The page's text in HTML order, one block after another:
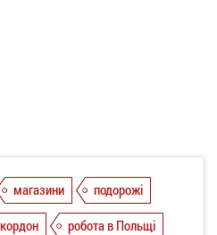
магазини
подорожі
кордон
робота в Польщі